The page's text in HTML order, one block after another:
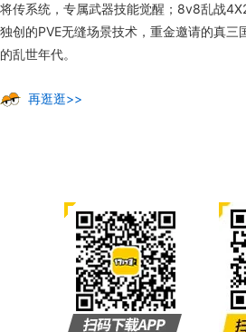
将传系统，专属武器技能觉醒；8v8乱战
独创的PVE无缝场景技术，重金邀请的真三
的乱世年代。
再逛逛>>